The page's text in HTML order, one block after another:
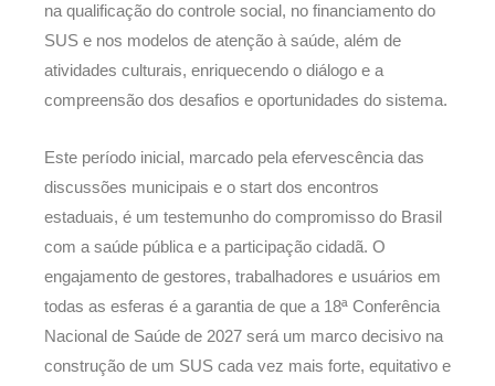
na qualificação do controle social, no financiamento do
SUS e nos modelos de atenção à saúde, além de
atividades culturais, enriquecendo o diálogo e a
compreensão dos desafios e oportunidades do sistema.
Este período inicial, marcado pela efervescência das
discussões municipais e o start dos encontros
estaduais, é um testemunho do compromisso do Brasil
com a saúde pública e a participação cidadã. O
engajamento de gestores, trabalhadores e usuários em
todas as esferas é a garantia de que a 18ª Conferência
Nacional de Saúde de 2027 será um marco decisivo na
construção de um SUS cada vez mais forte, equitativo e